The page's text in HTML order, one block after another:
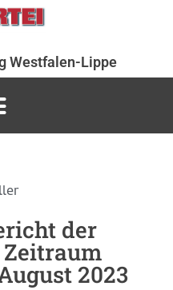
Westfalen-Lippe
der
2023